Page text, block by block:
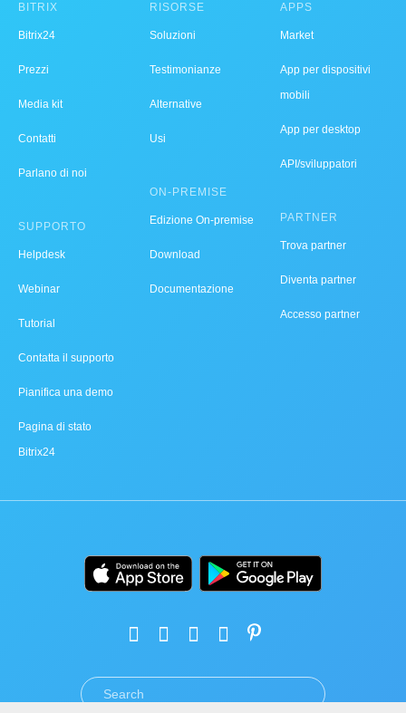
BITRIX
Bitrix24
Prezzi
Media kit
Contatti
Parlano di noi
SUPPORTO
Helpdesk
Webinar
Tutorial
Contatta il supporto
Pianifica una demo
Pagina di stato
Bitrix24
RISORSE
Soluzioni
Testimonianze
Alternative
Usi
ON-PREMISE
Edizione On-premise
Download
Documentazione
APPS
Market
App per dispositivi
mobili
App per desktop
API/sviluppatori
PARTNER
Trova partner
Diventa partner
Accesso partner